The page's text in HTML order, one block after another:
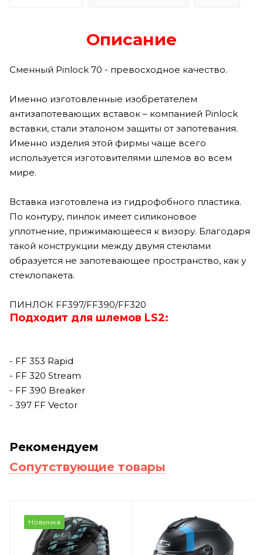
Описание
Сменный Pinlock 70 - превосходное качество.
Именно изготовленные изобретателем
антизапотевающих вставок – компанией Pinlock
вставки, стали эталоном защиты от запотевания.
Именно изделия этой фирмы чаще всего
используется изготовителями шлемов во всем
мире.
Вставка изготовлена из гидрофобного пластика.
По контуру, пинлок имеет силиконовое
уплотнение, прижимающееся к визору. Благодаря
такой конструкции между двумя стеклами
образуется не запотевающее пространство, как у
стеклопакета.
ПИНЛОК FF397/FF390/FF320
Подходит для шлемов LS2:
- FF 353 Rapid
- FF 320 Stream
- FF 390 Breaker
- 397 FF Vector
Рекомендуем
Сопутствующие товары
Новинка